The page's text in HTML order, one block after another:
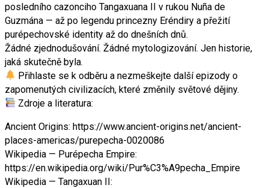
posledního cazonciho Tangaxuana II v rukou Nuña de
Guzmána — až po legendu princezny Eréndiry a přežití
purépechovské identity až do dnešních dnů.
Žádné zjednodušování. Žádné mytologizování. Jen historie,
jaká skutečně byla.
Přihlaste se k odběru a nezmeškejte další epizody o
zapomenutých civilizacích, které změnily světové dějiny.
Zdroje a literatura:
Ancient Origins: https://www.ancient-origins.net/ancient-
places-americas/purepecha-0020086
Wikipedia — Purépecha Empire:
https://en.wikipedia.org/wiki/Pur%C3%A9pecha_Empire
Wikipedia — Tangaxuan II: